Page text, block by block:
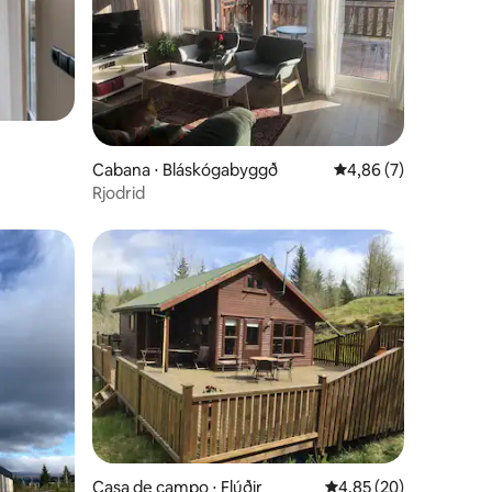
Cabana ⋅ Bláskógabyggð 4,86 de uma
4,86 (7)
Rjodrid
Casa de campo ⋅ Flúðir 4,85 de uma
4,85 (20)